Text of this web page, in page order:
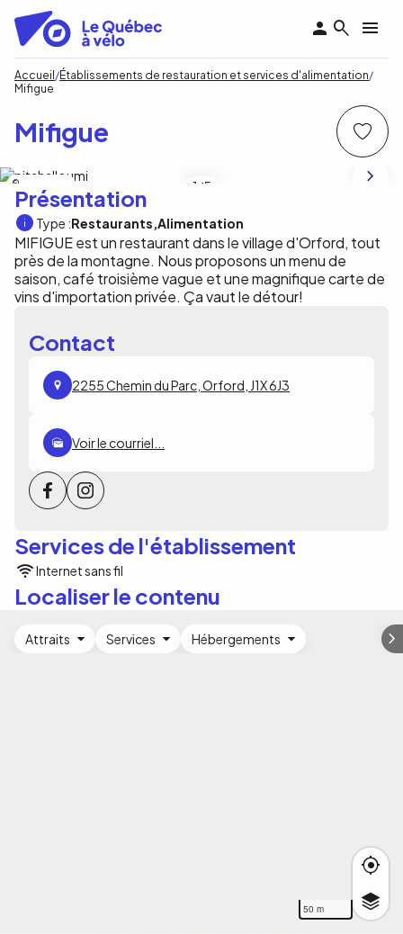
contenu
principal
Fil
Accueil
Établissements de restauration et services d'alimentation
Mifigue
Mifigue
1 /5
Présentation
Type :Restaurants Alimentation
MIFIGUE est un restaurant dans le village d'Orford, tout
près de la montagne. Nous proposons un menu de
saison, café troisième vague et une magnifique carte de
vins d'importation privée. Ça vaut le détour!
Contact
2255 Chemin du Parc, Orford, J1X 6J3
Voir le courriel...
Services de l'établissement
Internet sans fil
Localiser le contenu
50 m
Attraits Services Hébergements